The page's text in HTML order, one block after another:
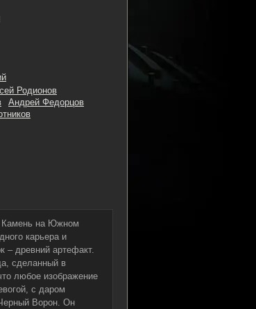
Родионов
Андрей Федорцов
Камень на Южном
карьера и
– древний артефакт.
сделанный в
любое изображение
с даром
Ворон. Он